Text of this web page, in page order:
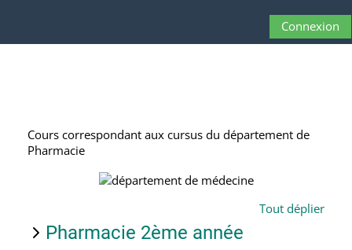
Activer/
Connexion
Cours correspondant aux cursus du département de
Pharmacie
Tout déplier
Pharmacie 2ème année